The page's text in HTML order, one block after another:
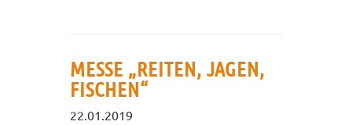
MESSE „REITEN, JAGEN,
FISCHEN“
22.01.2019